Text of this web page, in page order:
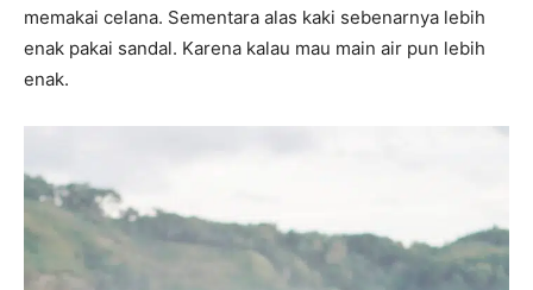
memakai celana. Sementara alas kaki sebenarnya lebih
enak pakai sandal. Karena kalau mau main air pun lebih
enak.